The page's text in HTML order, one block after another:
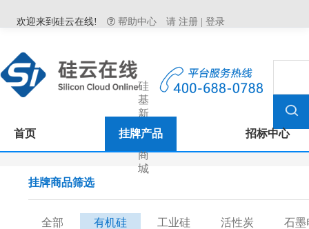
欢迎来到硅云在线! 帮助中心 请 注册 登录
硅
基
新
材
料
商
城
首页 挂牌产品 招标中心
挂牌商品筛选
全部 有机硅 工业硅 活性炭 石墨